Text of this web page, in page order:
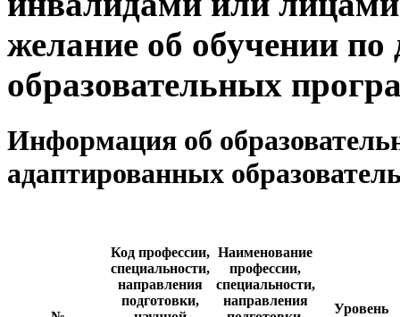
желание об обучении
образовательных
Информация об
адаптированных
Код профессии,
специальности,
направления
подготовки,
Наименование
профессии,
специальности,
направления
Уровень